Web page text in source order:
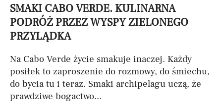
SMAKI CABO VERDE. KULINARNA
PODRÓŻ PRZEZ WYSPY ZIELONEGO
PRZYLĄDKA
Na Cabo Verde życie smakuje inaczej. Każdy
posiłek to zaproszenie do rozmowy, do śmiechu,
do bycia tu i teraz. Smaki archipelagu uczą, że
prawdziwe bogactwo...